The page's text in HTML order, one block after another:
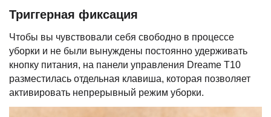
Триггерная фиксация
Чтобы вы чувствовали себя свободно в процессе
уборки и не были вынуждены постоянно удерживать
кнопку питания, на панели управления Dreame T10
разместилась отдельная клавиша, которая позволяет
активировать непрерывный режим уборки.